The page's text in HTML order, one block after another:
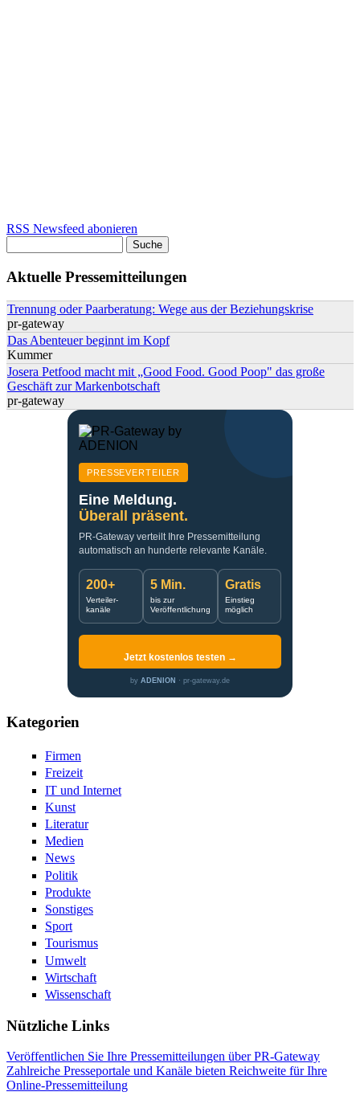
RSS Newsfeed abonieren
Aktuelle Pressemitteilungen
Trennung oder Paarberatung: Wege aus der Beziehungskrise
pr-gateway
Das Abenteuer beginnt im Kopf
Kummer
Josera Petfood macht mit „Good Food. Good Poop" das große
Geschäft zur Markenbotschaft
pr-gateway
PRESSEVERTEILER
Eine Meldung.
Überall präsent.
PR-Gateway verteilt Ihre Pressemitteilung
automatisch an hunderte relevante Kanäle.
200+
Verteiler-
kanäle
5 Min.
bis zur
Veröffentlichung
Gratis
Einstieg
möglich
Jetzt kostenlos testen →
by ADENION · pr-gateway.de
Kategorien
Firmen
Freizeit
IT und Internet
Kunst
Literatur
Medien
News
Politik
Produkte
Sonstiges
Sport
Tourismus
Umwelt
Wirtschaft
Wissenschaft
Nützliche Links
Veröffentlichen Sie Ihre Pressemitteilungen über PR-Gateway
Zahlreiche Presseportale und Kanäle bieten Reichweite für Ihre
Online-Pressemitteilung